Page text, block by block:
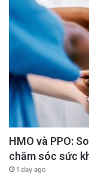
HMO và PPO:
chăm sóc sức
1 day ago